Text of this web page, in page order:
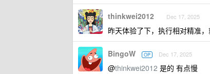
thinkwei2012 Dec 17, 2025
昨天体验了下，执行相对精准
BingoW OP Dec 17, 2025
@thinkwei2012 是的 有点慢